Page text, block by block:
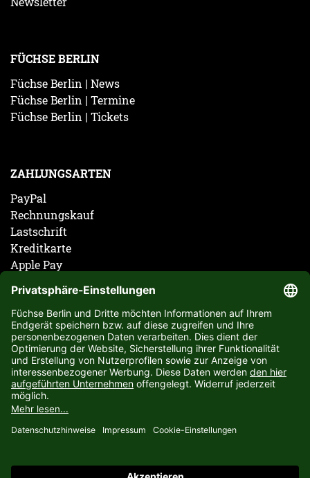
FÜCHSE BERLIN
Füchse Berlin | News
Füchse Berlin | Termine
Füchse Berlin | Tickets
ZAHLUNGSARTEN
PayPal
Rechnungskauf
Lastschrift
Kreditkarte
Apple Pay
ABONNIERE JETZT DEN KOSTENLOSEN FÜCHSE
BERLIN NEWSLETTER UND VERPASSE KEINE
NEUIGKEIT ODER AKTION MEHR.
JETZT ANMELDEN